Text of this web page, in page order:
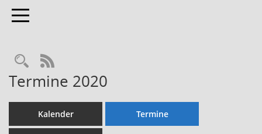
Toggle navigation
Rechercheauswahl
RSS-Feed
Termine 2020
Kalender Termine